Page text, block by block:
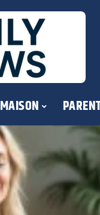
MAISON